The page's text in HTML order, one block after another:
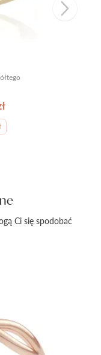
Ci się spodobać